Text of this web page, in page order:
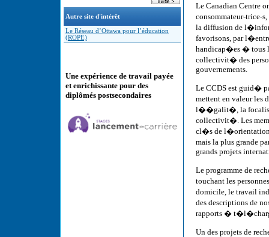
Autre site d'intérêt
Le Réseau d’Ottawa pour l’éducation
(ROPE)
Une expérience de travail payée
et enrichissante pour des
diplômés postsecondaires
Le Canadian Centre
consommateur-
la diffusion de
favorisons, par
handicap�es � tous
collectivit� des
gouvernements.
Le CCDS est guid�
mettent en valeur
l��galit�, la
collectivit�. Les
cl�s de l�orientation
mais la plus grande
grands projets
Le programme de
touchant les
domicile, le travail
des descriptions de
rapports �
Un des projets de